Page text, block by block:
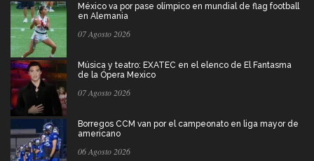
México va por pase olímpico en mundial de flag football
en Alemania
07 Agosto 2026
Música y teatro: EXATEC en el elenco de El Fantasma
de la Ópera Mexico
07 Agosto 2026
Borregos CCM van por el campeonato en liga mayor de
americano
06 Agosto 2026